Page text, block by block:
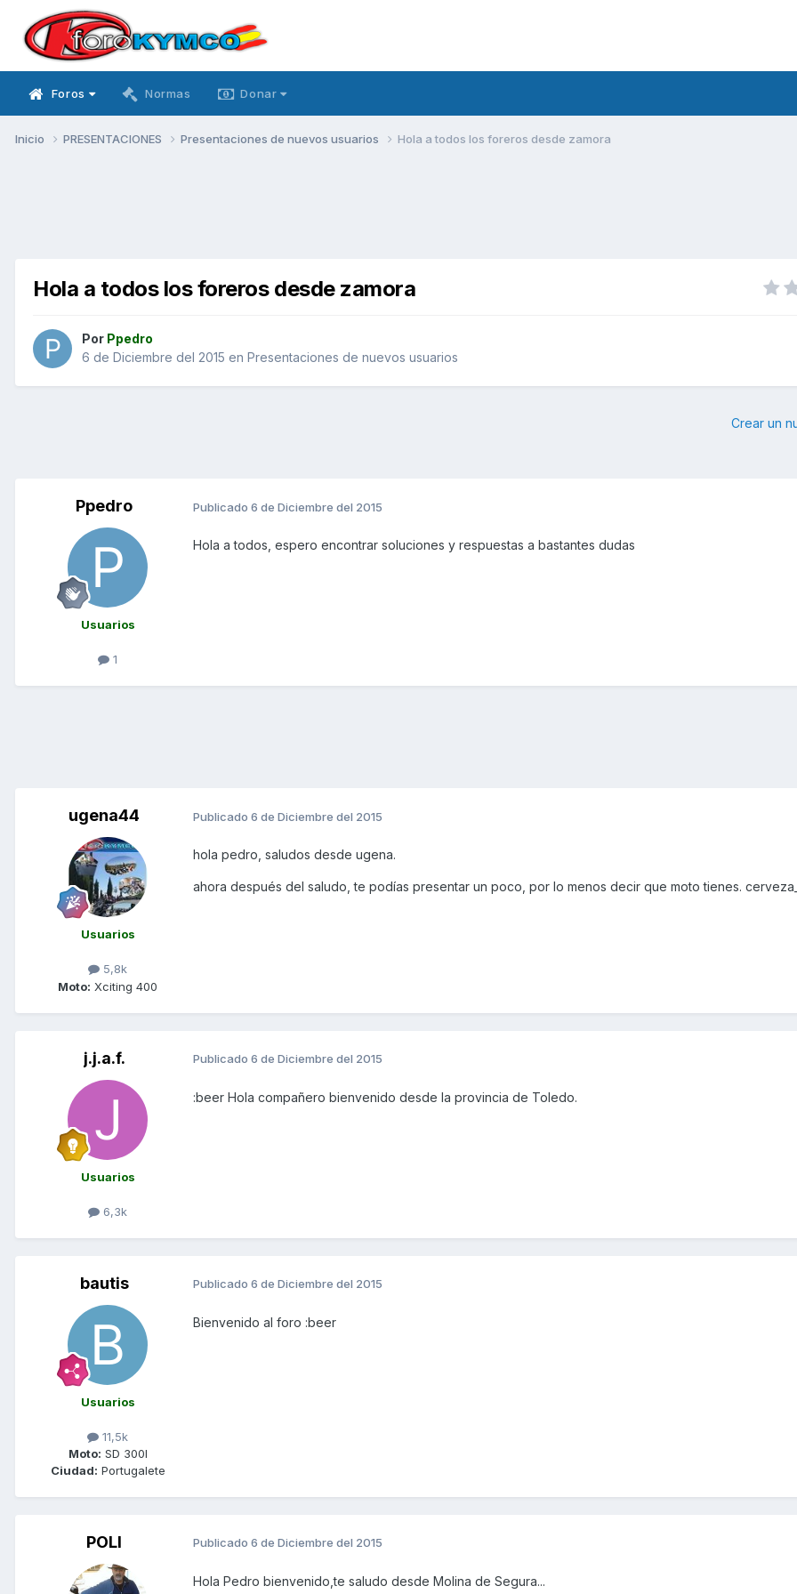
Foros Normas Donar
Inicio PRESENTACIONES Presentaciones de nuevos usuarios Hola a todos los foreros desde zamora
Hola a todos los foreros desde zamora
Por Ppedro
6 de Diciembre del 2015 en Presentaciones de nuevos usuarios
Crear un
Ppedro
Usuarios
1
Publicado 6 de Diciembre del 2015
Hola a todos, espero encontrar soluciones y respuestas a bastantes dudas
ugena44
Usuarios
5,8k
Moto: Xciting 400
Publicado 6 de Diciembre del 2015
hola pedro, saludos desde ugena.
ahora después del saludo, te podías presentar un poco, por lo menos decir que moto tienes.
j.j.a.f.
Usuarios
6,3k
Publicado 6 de Diciembre del 2015
:beer Hola compañero bienvenido desde la provincia de Toledo.
bautis
Usuarios
11,5k
Moto: SD 300I
Ciudad: Portugalete
Publicado 6 de Diciembre del 2015
Bienvenido al foro :beer
POLI Publicado 6 de Diciembre del 2015
Hola Pedro bienvenido,te saludo desde Molina de Segura...